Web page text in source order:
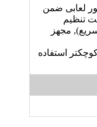
لعابی ضمن
تنظيم
مجهز
استفاده